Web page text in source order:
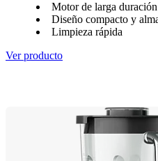
Motor de larga duración
Diseño compacto y
Limpieza rápida
Ver producto